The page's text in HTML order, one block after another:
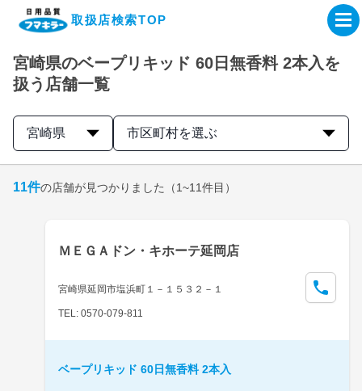
取扱店検索TOP
企業・IR情報サイト
製品情報サイト
取扱店検索はこちら
宮崎県のベープリキッド 60日無香料 2本入を
扱う店舗一覧
宮崎県 市区町村を選ぶ
11件の店舗が見つかりました （1~11件目）
ＭＥＧＡドン・キホーテ延岡店
宮崎県延岡市塩浜町１－１５３２－１
TEL: 0570-079-811
ベープリキッド 60日無香料 2本入